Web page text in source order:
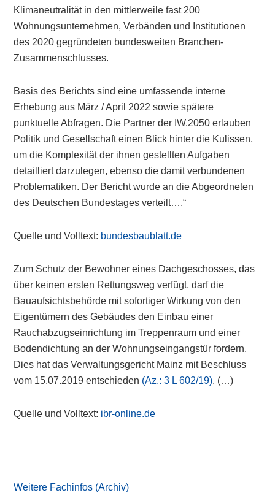
Klimaneutralität in den mittlerweile fast 200
Wohnungsunternehmen, Verbänden und Institutionen
des 2020 gegründeten bundesweiten Branchen-
Zusammenschlusses.
Basis des Berichts sind eine umfassende interne
Erhebung aus März / April 2022 sowie spätere
punktuelle Abfragen. Die Partner der IW.2050 erlauben
Politik und Gesellschaft einen Blick hinter die Kulissen,
um die Komplexität der ihnen gestellten Aufgaben
detailliert darzulegen, ebenso die damit verbundenen
Problematiken. Der Bericht wurde an die Abgeordneten
des Deutschen Bundestages verteilt….“
Quelle und Volltext: bundesbaublatt.de
Zum Schutz der Bewohner eines Dachgeschosses, das
über keinen ersten Rettungsweg verfügt, darf die
Bauaufsichtsbehörde mit sofortiger Wirkung von den
Eigentümern des Gebäudes den Einbau einer
Rauchabzugseinrichtung im Treppenraum und einer
Bodendichtung an der Wohnungseingangstür fordern.
Dies hat das Verwaltungsgericht Mainz mit Beschluss
vom 15.07.2019 entschieden (Az.: 3 L 602/19). (…)
Quelle und Volltext: ibr-online.de
Weitere Fachinfos (Archiv)